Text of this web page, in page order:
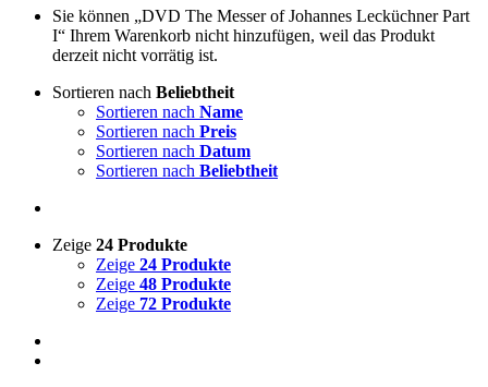
Sie können „DVD The Messer of Johannes Lecküchner Part
I“ Ihrem Warenkorb nicht hinzufügen, weil das Produkt
derzeit nicht vorrätig ist.
Sortieren nach Beliebtheit
Sortieren nach Name
Sortieren nach Preis
Sortieren nach Datum
Sortieren nach Beliebtheit
Zeige 24 Produkte
Zeige 24 Produkte
Zeige 48 Produkte
Zeige 72 Produkte